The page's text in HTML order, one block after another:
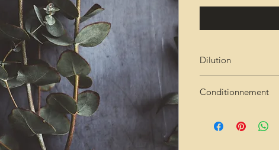
Dilution
Conditionnement